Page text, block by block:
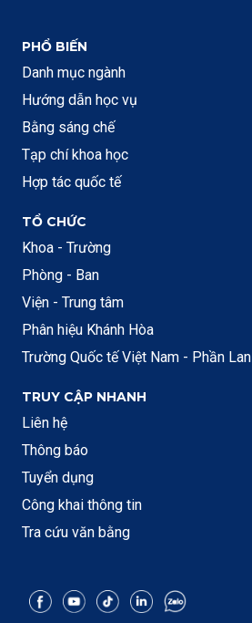
PHỔ BIẾN
Danh mục ngành
Hướng dẫn học vụ
Bằng sáng chế
Tạp chí khoa học
Hợp tác quốc tế
TỔ CHỨC
Khoa - Trường
Phòng - Ban
Viện - Trung tâm
Phân hiệu Khánh Hòa
Trường Quốc tế Việt Nam - Phần Lan
TRUY CẬP NHANH
Liên hệ
Thông báo
Tuyển dụng
Công khai thông tin
Tra cứu văn bằng